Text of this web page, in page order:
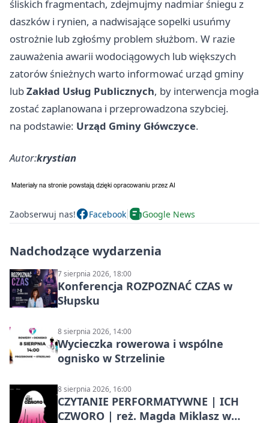
śliskich fragmentach, zdejmujmy nadmiar śniegu z
daszków i rynien, a nadwisające sopelki usuńmy
ostrożnie lub zgłośmy problem służbom. W razie
zauważenia awarii wodociągowych lub większych
zatorów śnieżnych warto informować urząd gminy
lubZakład Usług Publicznych, by interwencja mogła
zostać zaplanowana i przeprowadzona szybciej.
na podstawie: Urząd Gminy Główczyce.
Autor:krystian
Zaobserwuj nas! Facebook Google News
Nadchodzące wydarzenia
7 sierpnia 2026, 18:00
Konferencja ROZPOZNAĆ CZAS w
Słupsku
8 sierpnia 2026, 14:00
Wycieczka rowerowa i wspólne
ognisko w Strzelinie
8 sierpnia 2026, 16:00
CZYTANIE PERFORMATYWNE | ICH
CZWORO | reż. Magda Miklasz w